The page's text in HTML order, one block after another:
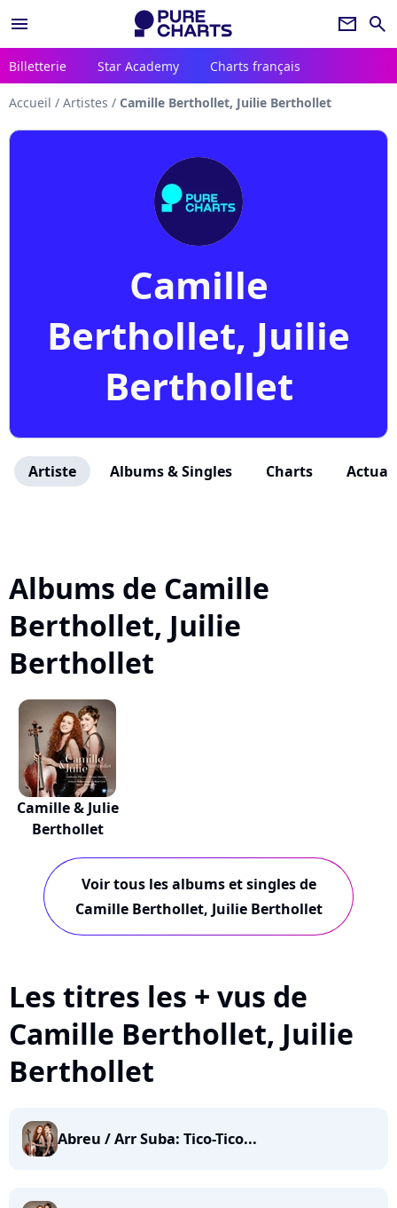
menu newsletter search
Billetterie Star Academy Charts français
Accueil / Artistes / Camille Berthollet, Juilie Berthollet
Camille
Berthollet, Juilie
Berthollet
Artiste Albums & Singles Charts
Albums de Camille
Berthollet, Juilie
Berthollet
Camille & Julie
Berthollet
Voir tous les albums et singles de
Camille Berthollet, Juilie Berthollet
Les titres les + vus de
Camille Berthollet, Juilie
Berthollet
Abreu / Arr Suba: Tico-Tico...